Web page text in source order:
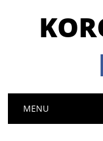
Main menu
MENU